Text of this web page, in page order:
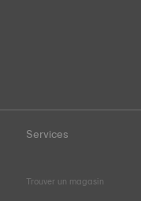
Services
Trouver un magasin